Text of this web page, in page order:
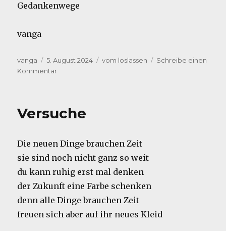
Gedankenwege
vanga
Autor
vanga
Veröffentlicht
am
5. August 2024 Kategorien
vom loslassen
Schreibe einen
Kommentarzu
Versuche
Die neuen Dinge brauchen Zeit
sie sind noch nicht ganz so weit
du kann ruhig erst mal denken
der Zukunft eine Farbe schenken
denn alle Dinge brauchen Zeit
freuen sich aber auf ihr neues Kleid